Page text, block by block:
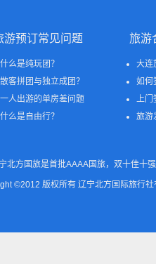
游预订常见问题
什么是纯玩团？
散客拼团与独立成团？
一人出游的单房差问题
什么是自由行？
旅游
大连
如何
上门
旅游
北方国旅是首批AAAA国旅，双十佳十强
©2012 版权所有 辽宁北方国际旅行